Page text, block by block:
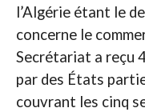
l’Algérie étant le
concerne le
Secrétariat a reçu
par des États
couvrant les cinq